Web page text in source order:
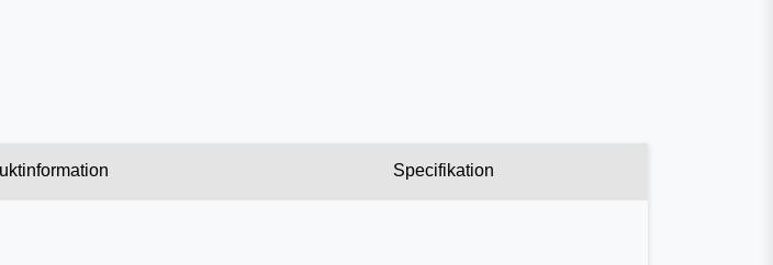
Specifikation